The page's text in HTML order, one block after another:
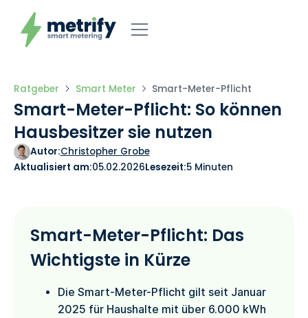
Ratgeber Smart Meter Smart-Meter-Pflicht
Smart-Meter-Pflicht: So können
Hausbesitzer sie nutzen
Autor:Christopher Grobe
Aktualisiert am:05.02.2026Lesezeit:5 Minuten
Smart-Meter-Pflicht: Das
Wichtigste in Kürze
Die Smart-Meter-Pflicht gilt seit Januar
2025 für Haushalte mit über 6.000 kWh